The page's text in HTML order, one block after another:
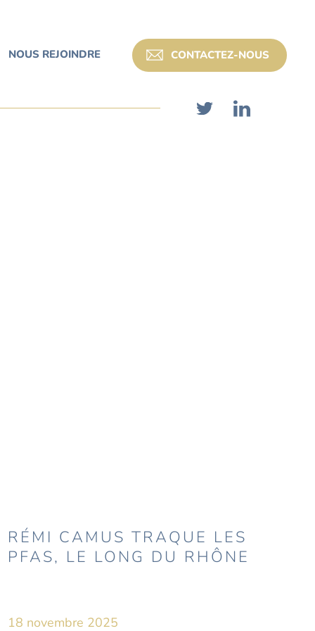
NOUS REJOINDRE CONTACTEZ-NOUS
RÉMI CAMUS TRAQUE LES
PFAS, LE LONG DU RHÔNE
18 novembre 2025